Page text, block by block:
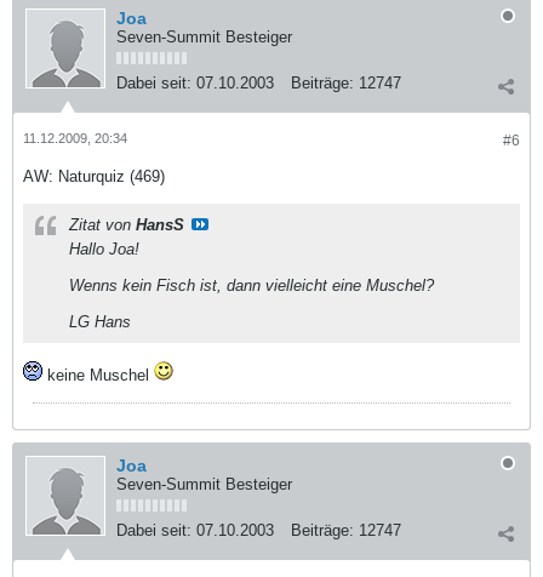
Joa
Seven-Summit Besteiger
Dabei seit: 07.10.2003 Beiträge: 12747
#6
11.12.2009, 20:34
AW: Naturquiz (469)
Zitat von HansS
Hallo Joa!
Wenns kein Fisch ist, dann vielleicht eine Muschel?
LG Hans
keine Muschel
Joa
Seven-Summit Besteiger
Dabei seit: 07.10.2003 Beiträge: 12747